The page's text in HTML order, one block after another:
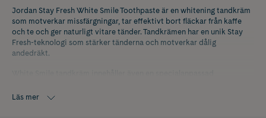
Jordan Stay Fresh White Smile Toothpaste är en whitening tandkräm
som motverkar missfärgningar, tar effektivt bort fläckar från kaffe
och te och ger naturligt vitare tänder. Tandkrämen har en unik Stay
Fresh-teknologi som stärker tänderna och motverkar dålig
andedräkt.
skonsam mot emaljen. Den har en mild och frisk smak av mint.
Läs mer